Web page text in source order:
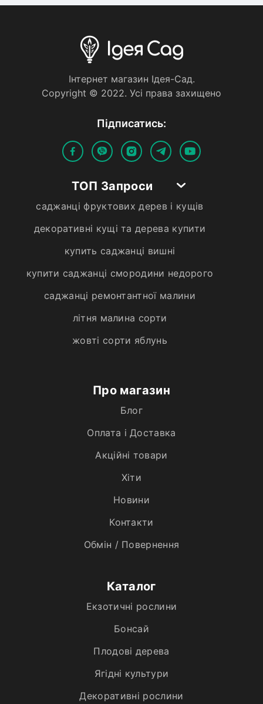
Iнтернет магазин Iдея-Сад.
Copyright © 2022. Усi права захищено
Пiдписатись:
ТОП Запроси
саджанці фруктових дерев і кущів
декоративні кущі та дерева купити
купить саджанці вишні
купити саджанці смородини недорого
саджанці ремонтантної малини
літня малина сорти
жовті сорти яблунь
Про магазин
Блог
Оплата і Доставка
Акційні товари
Хiти
Новини
Контакти
Обмін / Повернення
Каталог
Екзотичні рослини
Бонсай
Плодові дерева
Ягідні культури
Декоративні рослини